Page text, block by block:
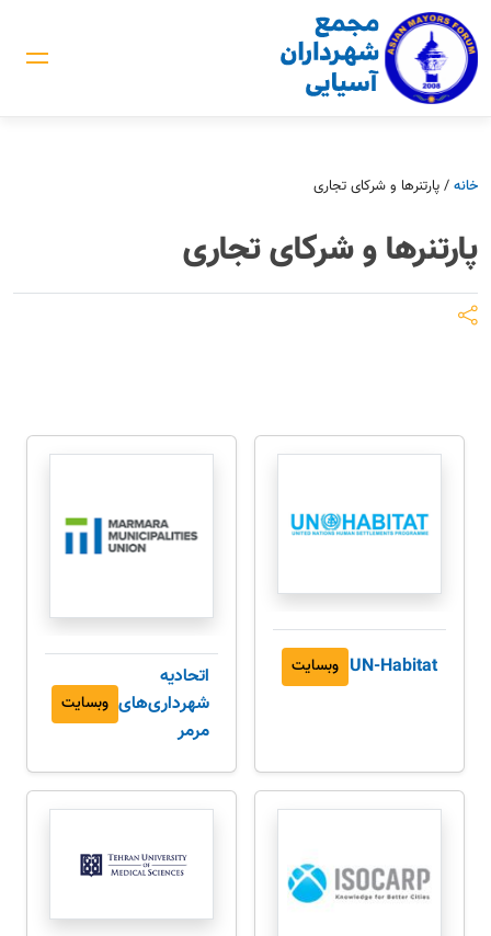
خانه / پارتنرها و شرکای تجاری
پارتنرها و شرکای تجاری
UN-Habitat وبسایت
اتحادیه
شهرداری‌های
مرمر
وبسایت